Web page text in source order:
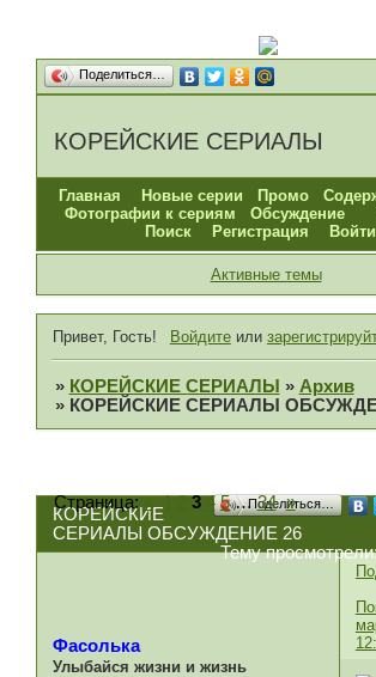
Поделиться…
КОРЕЙСКИЕ СЕРИАЛЫ
Главная Новые серии Промо
Фотографии к сериям
Обсуждение
Поиск
Регистрация Войти
Активные темы
Привет, Гость! Войдитеили
» КОРЕЙСКИЕ СЕРИАЛЫ » Архив
» КОРЕЙСКИЕ СЕРИАЛЫ
Поделиться…
КОРЕЙСКИЕ
СЕРИАЛЫ ОБСУЖДЕНИЕ 26
Тему
Страница:« 1 2 3 4 5 … 34 »
Фасолька
Улыбайся жизни и жизнь